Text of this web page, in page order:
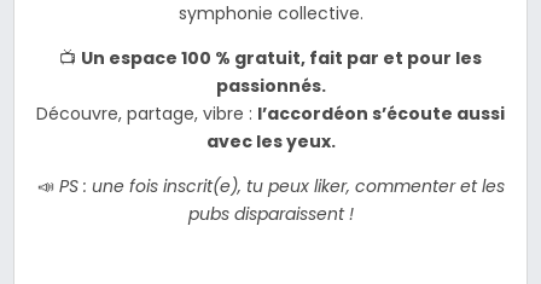
symphonie collective.
📺 Un espace 100 % gratuit, fait par et pour les
passionnés.
Découvre, partage, vibre : l’accordéon s’écoute aussi
avec les yeux.
📣 PS : une fois inscrit(e), tu peux liker, commenter et les
pubs disparaissent !